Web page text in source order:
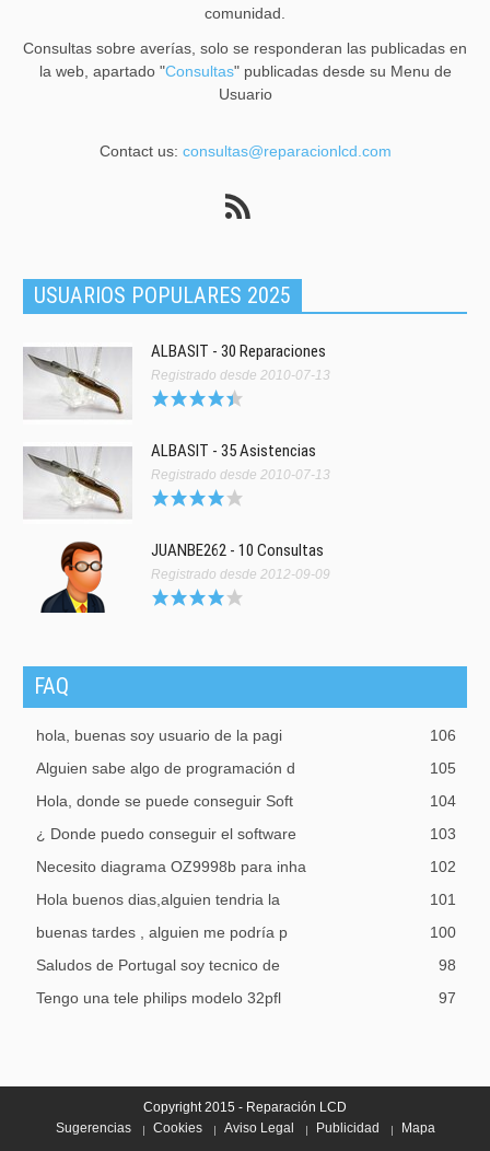
comunidad.
Consultas sobre averías, solo se responderan las publicadas en
la web, apartado "Consultas" publicadas desde su Menu de
Usuario
Contact us: consultas@reparacionlcd.com
USUARIOS POPULARES 2025
ALBASIT - 30 Reparaciones
Registrado desde 2010-07-13
ALBASIT - 35 Asistencias
Registrado desde 2010-07-13
JUANBE262 - 10 Consultas
Registrado desde 2012-09-09
FAQ
hola, buenas soy usuario de la pagi
106
Alguien sabe algo de programación d
105
Hola, donde se puede conseguir Soft
104
¿ Donde puedo conseguir el software
103
Necesito diagrama OZ9998b para inha
102
Hola buenos dias,alguien tendria la
101
buenas tardes , alguien me podría p
100
Saludos de Portugal soy tecnico de
98
Tengo una tele philips modelo 32pfl
97
Copyright 2015 - Reparación LCD
Sugerencias
Cookies Aviso Legal Publicidad Mapa